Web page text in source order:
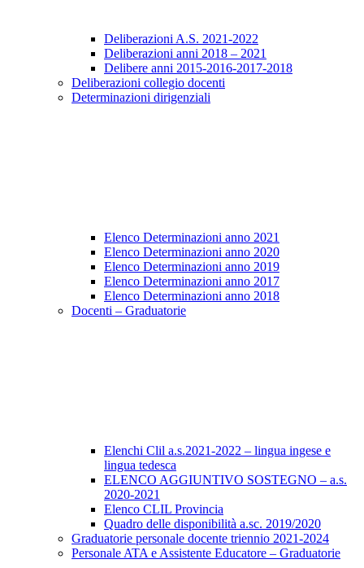
Deliberazioni A.S. 2021-2022
Deliberazioni anni 2018 – 2021
Delibere anni 2015-2016-2017-2018
Deliberazioni collegio docenti
Determinazioni dirigenziali
Elenco Determinazioni anno 2021
Elenco Determinazioni anno 2020
Elenco Determinazioni anno 2019
Elenco Determinazioni anno 2017
Elenco Determinazioni anno 2018
Docenti – Graduatorie
Elenchi Clil a.s.2021-2022 – lingua ingese e
lingua tedesca
ELENCO AGGIUNTIVO SOSTEGNO – a.s.
2020-2021
Elenco CLIL Provincia
Quadro delle disponibilità a.sc. 2019/2020
Graduatorie personale docente triennio 2021-2024
Personale ATA e Assistente Educatore – Graduatorie